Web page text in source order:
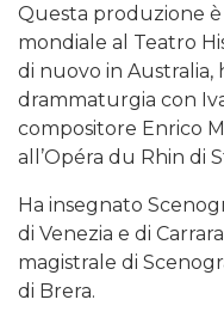
Questa produzione
mondiale al Teatro
di nuovo in Australia,
drammaturgia con
compositore Enrico
all’Opéra du Rhin di
Ha insegnato
di Venezia e di
magistrale di
di Brera.